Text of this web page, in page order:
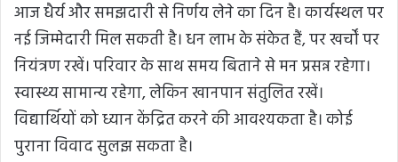
आज धैर्य और समझदारी से निर्णय लेने का दिन है। कार्यस्थल पर
नई जिम्मेदारी मिल सकती है। धन लाभ के संकेत हैं, पर खर्चों पर
नियंत्रण रखें। परिवार के साथ समय बिताने से मन प्रसन्न रहेगा।
स्वास्थ्य सामान्य रहेगा, लेकिन खानपान संतुलित रखें।
विद्यार्थियों को ध्यान केंद्रित करने की आवश्यकता है। कोई
पुराना विवाद सुलझ सकता है।